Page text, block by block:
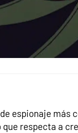
espionaje más
respecta a